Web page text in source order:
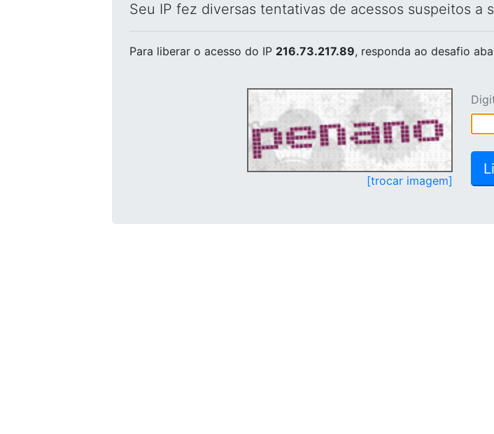
Seu IP fez diversas tentativas de acessos suspeitos a
Para liberar o acesso do IP 216.73.217.89, responda ao desafio
[trocar imagem]